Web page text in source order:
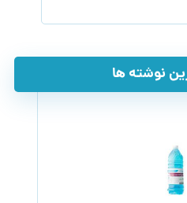
نوشته ها